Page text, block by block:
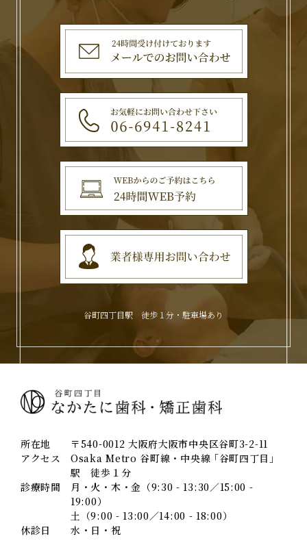
谷町四丁目駅 徒歩１分・駐車場あり
所在地
〒540-0012 大阪府大阪市中央区谷町3-2-11
アクセス
Osaka Metro 谷町線・中央線 ｢谷町四丁目｣
駅 徒歩１分
診療時間
月・火・木・金（9:30 - 13:30／15:00 -
19:00）
土（9:00 - 13:00／14:00 - 18:00）
休診日
水・日・祝